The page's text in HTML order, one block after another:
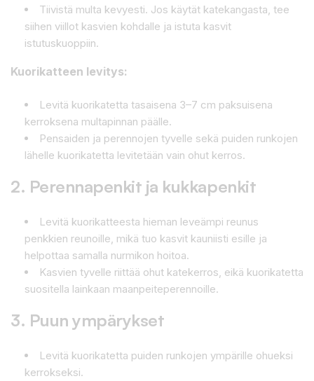
Tiivistä multa kevyesti. Jos käytät katekangasta, tee
siihen viillot kasvien kohdalle ja istuta kasvit
istutuskuoppiin.
Kuorikatteen levitys:
Levitä kuorikatetta tasaisena 3–7 cm paksuisena
kerroksena multapinnan päälle.
Pensaiden ja perennojen tyvelle sekä puiden runkojen
lähelle kuorikatetta levitetään vain ohut kerros.
2. Perennapenkit ja kukkapenkit
Levitä kuorikatteesta hieman leveämpi reunus
penkkien reunoille, mikä tuo kasvit kauniisti esille ja
helpottaa samalla nurmikon hoitoa.
Kasvien tyvelle riittää ohut katekerros, eikä kuorikatetta
suositella lainkaan maanpeiteperennoille.
3. Puun ympärykset
Levitä kuorikatetta puiden runkojen ympärille ohueksi
kerrokseksi.